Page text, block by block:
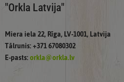
"Orkla Latvija"
Miera iela 22, Rīga, LV-1001, Latvija
Tālrunis: +371 67080302
E-pasts:orkla@orkla.lv